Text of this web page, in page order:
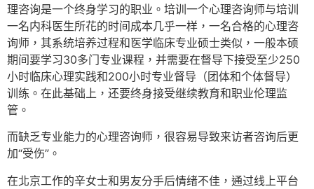
理咨询是一个终身学习的职业。培训一个心理咨询师与培训
一名内科医生所花的时间成本几乎一样，一名合格的心理咨
询师，其系统培养过程和医学临床专业硕士类似，一般本硕
期间要学习30多门专业课程，并需要在督导下接受至少250
小时临床心理实践和200小时专业督导（团体和个体督导）
训练。在此基础上，还要终身接受继续教育和职业伦理监
管。
而缺乏专业能力的心理咨询师，很容易导致来访者咨询后更
加“受伤”。
在北京工作的辛女士和男友分手后情绪不佳，通过线上平台